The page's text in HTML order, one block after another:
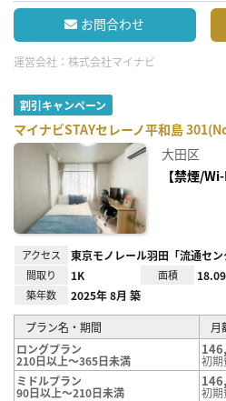
お問合わせ
運営会社： 株式会社マイナビ
割引キャンペーン
マイナビSTAYセレーノ平和島
大田区
【禁煙/
アクセス 東京モノレール羽田「流通セ
間取り 1K 面積
築年数 2025年 8月 築
プラン名・期間
月
ロングプラン
210日以上～365日未満
初
ミドルプラン
90日以上～210日未満
初